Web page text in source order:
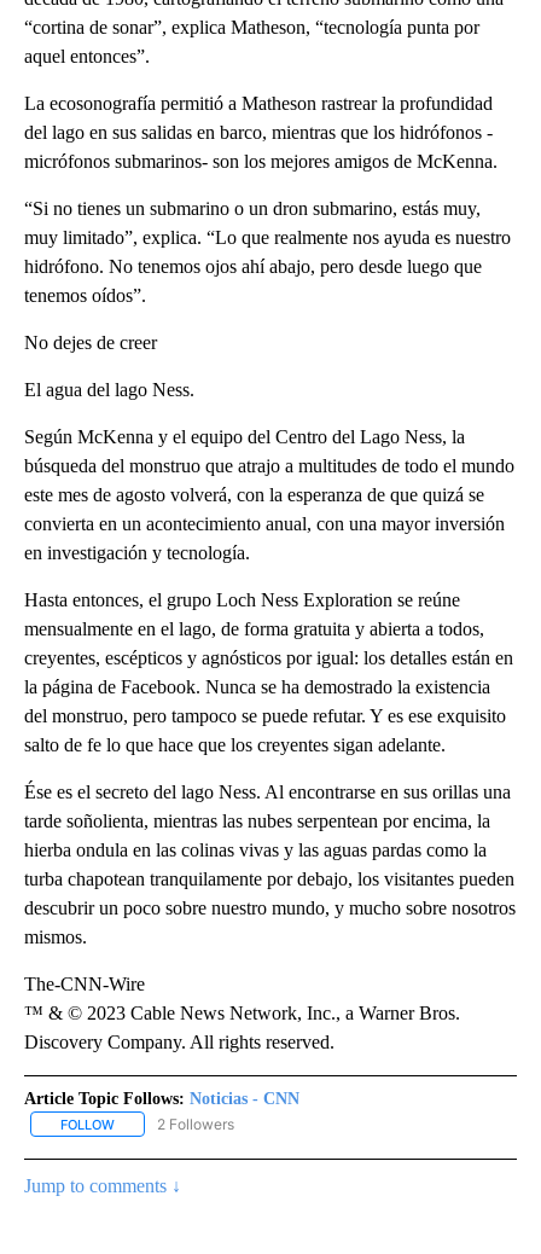
“cortina de sonar”, explica Matheson, “tecnología punta por
aquel entonces”.
La ecosonografía permitió a Matheson rastrear la profundidad
del lago en sus salidas en barco, mientras que los hidrófonos -
micrófonos submarinos- son los mejores amigos de McKenna.
“Si no tienes un submarino o un dron submarino, estás muy,
muy limitado”, explica. “Lo que realmente nos ayuda es nuestro
hidrófono. No tenemos ojos ahí abajo, pero desde luego que
tenemos oídos”.
No dejes de creer
El agua del lago Ness.
Según McKenna y el equipo del Centro del Lago Ness, la
búsqueda del monstruo que atrajo a multitudes de todo el mundo
este mes de agosto volverá, con la esperanza de que quizá se
convierta en un acontecimiento anual, con una mayor inversión
en investigación y tecnología.
Hasta entonces, el grupo Loch Ness Exploration se reúne
mensualmente en el lago, de forma gratuita y abierta a todos,
creyentes, escépticos y agnósticos por igual: los detalles están en
la página de Facebook. Nunca se ha demostrado la existencia
del monstruo, pero tampoco se puede refutar. Y es ese exquisito
salto de fe lo que hace que los creyentes sigan adelante.
Ése es el secreto del lago Ness. Al encontrarse en sus orillas una
tarde soñolienta, mientras las nubes serpentean por encima, la
hierba ondula en las colinas vivas y las aguas pardas como la
turba chapotean tranquilamente por debajo, los visitantes pueden
descubrir un poco sobre nuestro mundo, y mucho sobre nosotros
mismos.
The-CNN-Wire
™ & © 2023 Cable News Network, Inc., a Warner Bros.
Discovery Company. All rights reserved.
Article Topic Follows: Noticias - CNN
FOLLOW FOLLOW "NOTICIAS - CNN" TO RECEIVE NOTIFICATIONS ABOUT
2 Followers
Jump to comments ↓